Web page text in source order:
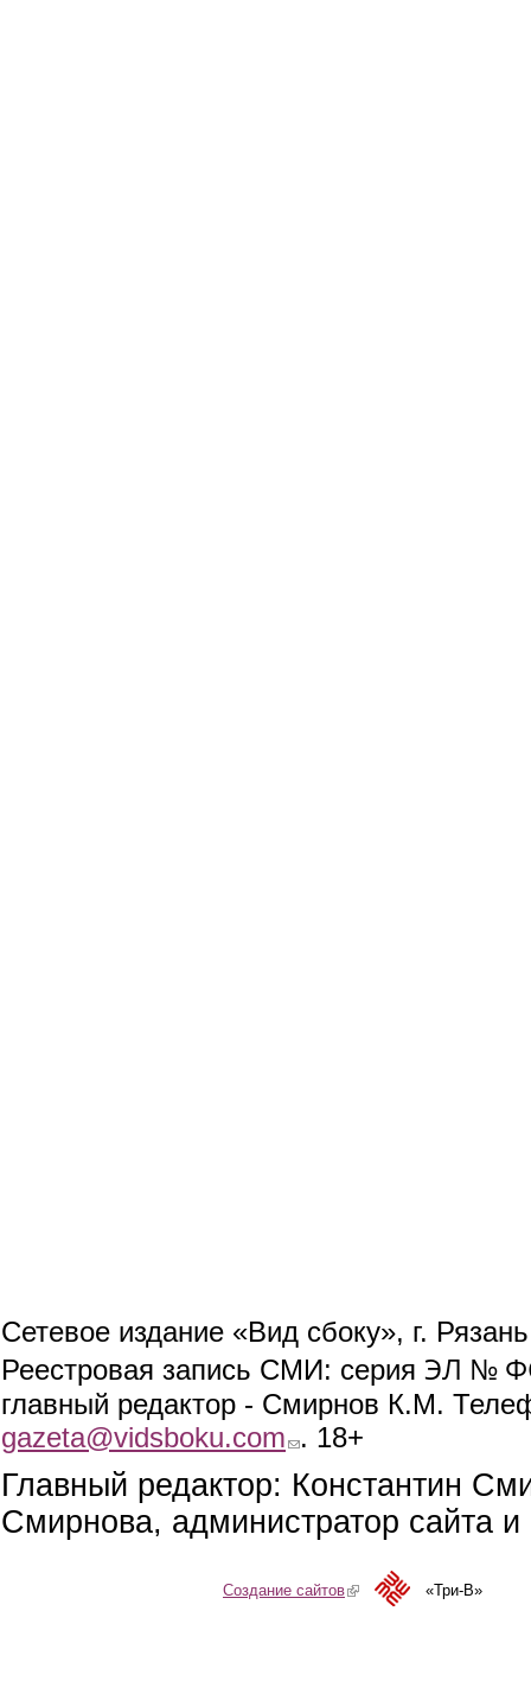
Сетевое издание «Вид сбоку», г.
Реестровая запись СМИ: серия ЭЛ №
главный редактор - Смирнов К.М.
gazeta@vidsboku.com (link sends e-mail)
. 18+
Главный редактор: Константин
Смирнова, администратор сайта
Создание сайтов(link is external)«Три-В»